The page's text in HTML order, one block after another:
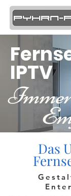
IPTV
Das